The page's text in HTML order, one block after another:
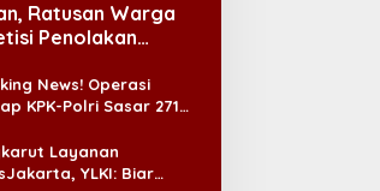
Ratusan Warga
Penolakan
News! Operasi
KPK-Polri Sasar 271
Pemeriksaan’
Layanan
YLKI: Biar